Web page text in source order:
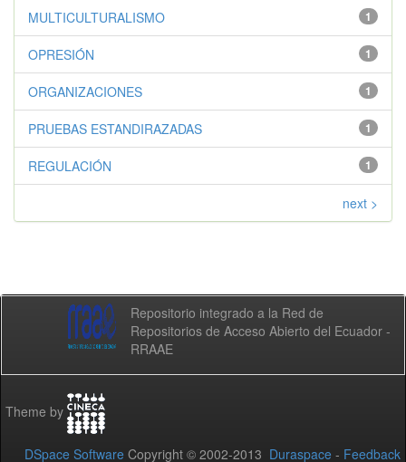
1
MULTICULTURALISMO
1
OPRESIÓN
1
ORGANIZACIONES
1
PRUEBAS ESTANDIRAZADAS
1
REGULACIÓN
next >
Repositorio integrado a la Red de
Repositorios de Acceso Abierto del Ecuador -
RRAAE
Theme by
DSpace Software Copyright © 2002-2013 Duraspace - Feedback